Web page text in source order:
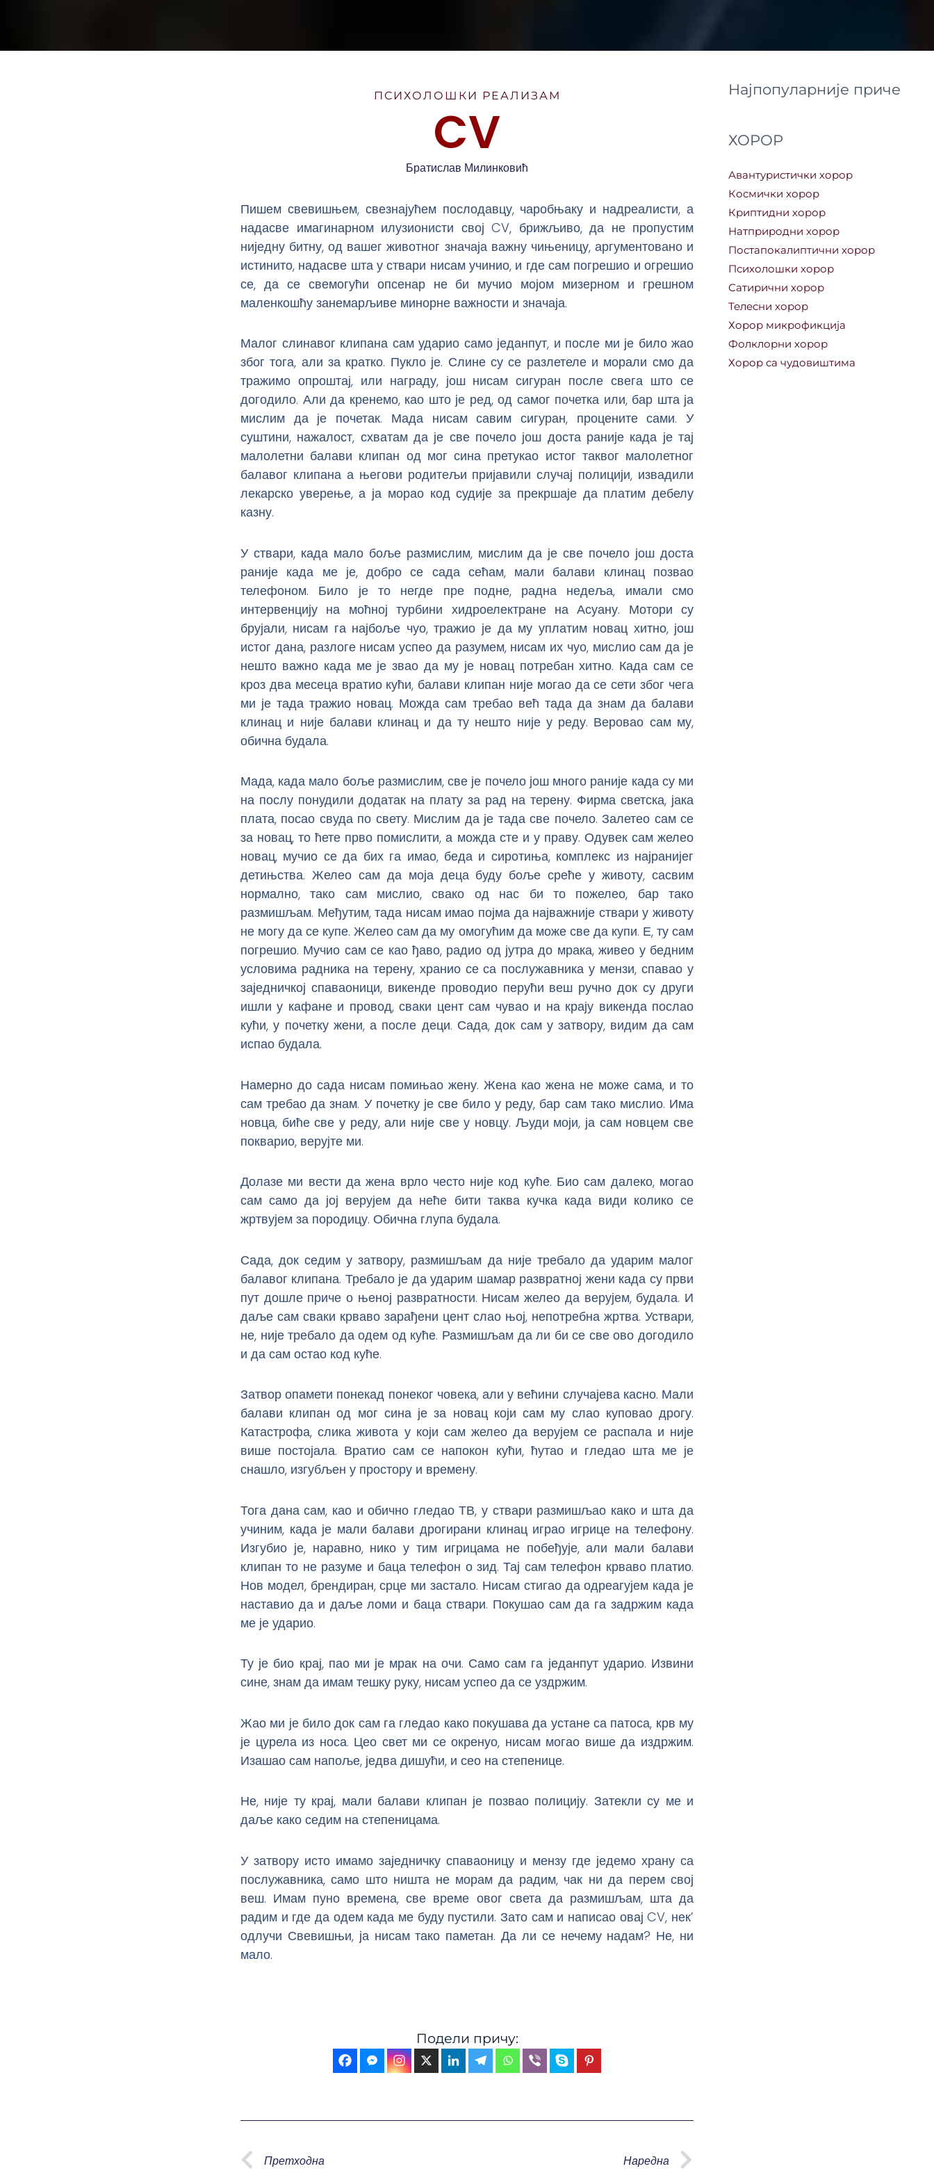
ПСИХОЛОШКИ РЕАЛИЗАМ
CV
Братислав Милинковић
Пишем свевишњем, свезнајућем послодавцу, чаробњаку и надреалисти, а
надасве имагинарном илузионисти свој CV, брижљиво, да не пропустим
ниједну битну, од вашег животног значаја важну чињеницу, аргументовано и
истинито, надасве шта у ствари нисам учинио, и где сам погрешио и огрешио
се, да се свемогући опсенар не би мучио мојом мизерном и грешном
маленкошћу занемарљиве минорне важности и значаја.
Малог слинавог клипана сам ударио само једанпут, и после ми је било жао
због тога, али за кратко. Пукло је. Слине су се разлетеле и морали смо да
тражимо опроштај, или награду, још нисам сигуран после свега што се
догодило. Али да кренемо, као што је ред, од самог почетка или, бар шта ја
мислим да је почетак. Мада нисам савим сигуран, процените сами. У
суштини, нажалост, схватам да је све почело још доста раније када је тај
малолетни балави клипан од мог сина претукао истог таквог малолетног
балавог клипана а његови родитељи пријавили случај полицији, извадили
лекарско уверење, а ја морао код судије за прекршаје да платим дебелу
казну.
У ствари, када мало боље размислим, мислим да је све почело још доста
раније када ме је, добро се сада сећам, мали балави клинац позвао
телефоном. Било је то негде пре подне, радна недеља, имали смо
интервенцију на моћној турбини хидроелектране на Асуану. Мотори су
брујали, нисам га најбоље чуо, тражио је да му уплатим новац хитно, још
истог дана, разлоге нисам успео да разумем, нисам их чуо, мислио сам да је
нешто важно када ме је звао да му је новац потребан хитно. Када сам се
кроз два месеца вратио кући, балави клипан није могао да се сети због чега
ми је тада тражио новац. Можда сам требао већ тада да знам да балави
клинац и није балави клинац и да ту нешто није у реду. Веровао сам му,
обична будала.
Мада, када мало боље размислим, све је почело још много раније када су ми
на послу понудили додатак на плату за рад на терену. Фирма светска, јака
плата, посао свуда по свету. Мислим да је тада све почело. Залетео сам се
за новац, то ћете прво помислити, а можда сте и у праву. Одувек сам желео
новац, мучио се да бих га имао, беда и сиротиња, комплекс из најранијег
детињства. Желео сам да моја деца буду боље среће у животу, сасвим
нормално, тако сам мислио, свако од нас би то пожелео, бар тако
размишљам. Међутим, тада нисам имао појма да најважније ствари у животу
не могу да се купе. Желео сам да му омогућим да може све да купи. Е, ту сам
погрешио. Мучио сам се као ђаво, радио од јутра до мрака, живео у бедним
условима радника на терену, хранио се са послужавника у мензи, спавао у
заједничкој спаваоници, викенде проводио перући веш ручно док су други
ишли у кафане и провод, сваки цент сам чувао и на крају викенда послао
кући, у почетку жени, а после деци. Сада, док сам у затвору, видим да сам
испао будала.
Намерно до сада нисам помињао жену. Жена као жена не може сама, и то
сам требао да знам. У почетку је све било у реду, бар сам тако мислио. Има
новца, биће све у реду, али није све у новцу. Људи моји, ја сам новцем све
покварио, верујте ми.
Долазе ми вести да жена врло често није код куће. Био сам далеко, могао
сам само да јој верујем да неће бити таква кучка када види колико се
жртвујем за породицу. Обична глупа будала.
Сада, док седим у затвору, размишљам да није требало да ударим малог
балавог клипана. Требало је да ударим шамар развратној жени када су први
пут дошле приче о њеној развратности. Нисам желео да верујем, будала. И
даље сам сваки крваво зарађени цент слао њој, непотребна жртва. Уствари,
не, није требало да одем од куће. Размишљам да ли би се све ово догодило
и да сам остао код куће.
Затвор опамети понекад понеког човека, али у већини случајева касно. Мали
балави клипан од мог сина је за новац који сам му слао куповао дрогу.
Катастрофа, слика живота у који сам желео да верујем се распала и није
више постојала. Вратио сам се напокон кући, ћутао и гледао шта ме је
снашло, изгубљен у простору и времену.
Тога дана сам, као и обично гледао ТВ, у ствари размишљао како и шта да
учиним, када је мали балави дрогирани клинац играо игрице на телефону.
Изгубио је, наравно, нико у тим игрицама не побеђује, али мали балави
клипан то не разуме и баца телефон о зид. Тај сам телефон крваво платио.
Нов модел, брендиран, срце ми застало. Нисам стигао да одреагујем када је
наставио да и даље ломи и баца ствари. Покушао сам да га задржим када
ме је ударио.
Ту је био крај, пао ми је мрак на очи. Само сам га једанпут ударио. Извини
сине, знам да имам тешку руку, нисам успео да се уздржим.
Жао ми је било док сам га гледао како покушава да устане са патоса, крв му
је цурела из носа. Цео свет ми се окренуо, нисам могао више да издржим.
Изашао сам напоље, једва дишући, и сео на степенице.
Не, није ту крај, мали балави клипан је позвао полицију. Затекли су ме и
даље како седим на степеницама.
У затвору исто имамо заједничку спаваоницу и мензу где једемо храну са
послужавника, само што ништа не морам да радим, чак ни да перем свој
веш. Имам пуно времена, све време овог света да размишљам, шта да
радим и где да одем када ме буду пустили. Зато сам и написао овај CV, нек’
одлучи Свевишњи, ја нисам тако паметан. Да ли се нечему надам? Не, ни
мало.
Подели причу:
Претходна Наредна
Најпопуларније приче
ХОРОР
Авантуристички хорор
Космички хорор
Криптидни хорор
Натприродни хорор
Постапокалиптични хорор
Психолошки хорор
Сатирични хорор
Телесни хорор
Хорор микрофикција
Фолклорни хорор
Хорор са чудовиштима